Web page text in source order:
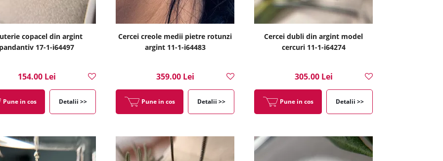
copacel din argint
pandantiv 17-1-i64497
154.00 Lei
Pune in cos Detalii >>
Cercei creole medii pietre rotunzi
argint 11-1-i64483
359.00 Lei
Pune in cos Detalii >>
Cercei dubli din argint model
cercuri 11-1-i64274
305.00 Lei
Pune in cos Detalii >>